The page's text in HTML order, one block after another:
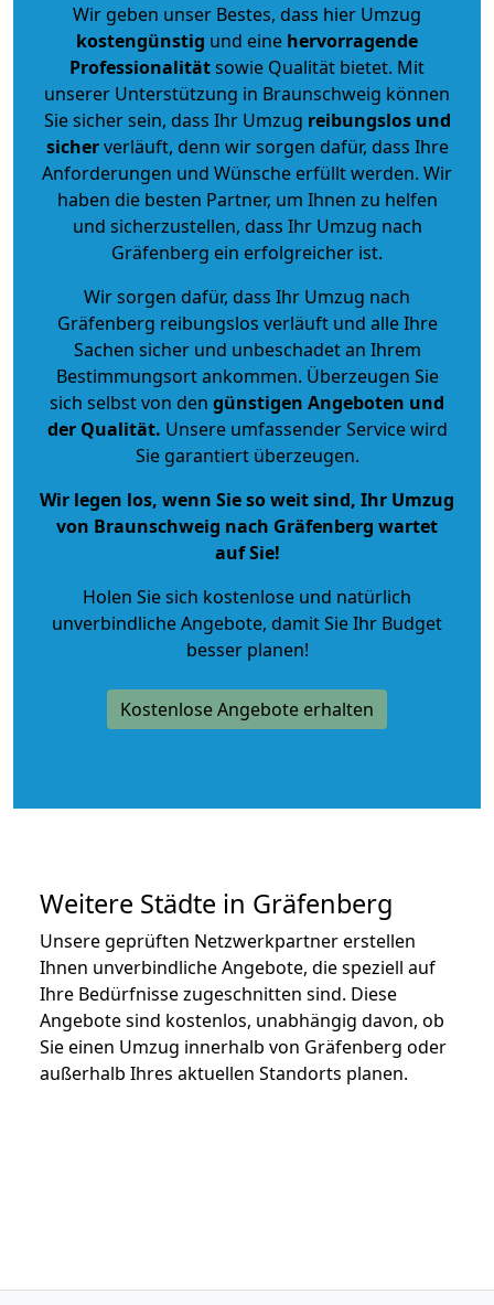
Wir geben unser Bestes, dass hier Umzug
kostengünstig und eine hervorragende
Professionalitätsowie Qualität bietet. Mit
unserer Unterstützung in Braunschweig können
Sie sicher sein, dass Ihr Umzug reibungslos und
sicherverläuft, denn wir sorgen dafür, dass Ihre
Anforderungen und Wünsche erfüllt werden. Wir
haben die besten Partner, um Ihnen zu helfen
und sicherzustellen, dass Ihr Umzug nach
Gräfenberg ein erfolgreicher ist.
Wir sorgen dafür, dass Ihr Umzug nach
Gräfenberg reibungslos verläuft und alle Ihre
Sachen sicher und unbeschadet an Ihrem
Bestimmungsort ankommen. Überzeugen Sie
sich selbst von den günstigen Angeboten und
der Qualität. Unsere umfassender Service wird
Sie garantiert überzeugen.
Wir legen los, wenn Sie so weit sind, Ihr Umzug
von Braunschweig nach Gräfenberg wartet
auf Sie!
Holen Sie sich kostenlose und natürlich
unverbindliche Angebote, damit Sie Ihr Budget
besser planen!
Kostenlose Angebote erhalten
Weitere Städte in Gräfenberg
Unsere geprüften Netzwerkpartner erstellen
Ihnen unverbindliche Angebote, die speziell auf
Ihre Bedürfnisse zugeschnitten sind. Diese
Angebote sind kostenlos, unabhängig davon, ob
Sie einen Umzug innerhalb von Gräfenberg oder
außerhalb Ihres aktuellen Standorts planen.